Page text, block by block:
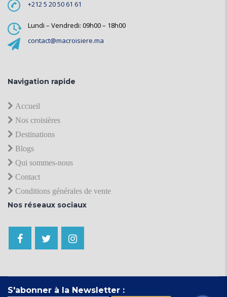
+212 5 20 50 61 61
Lundi – Vendredi: 09h00 – 18h00
contact@macroisiere.ma
Navigation rapide
Accueil
Nos croisières
Destinations
Blogs
Qui sommes-nous
Contact
Conditions générales de vente
Nos réseaux sociaux
S'abonner à la Newsletter :